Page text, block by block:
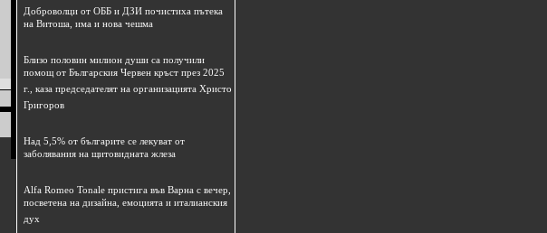
Доброволци от ОББ и ДЗИ почистиха пътека
на Витоша, има и нова чешма
Близо половин милион души са получили
помощ от Българския Червен кръст през 2025
г., каза председателят на организацията Христо
Григоров
Над 5,5% от българите се лекуват от
заболявания на щитовидната жлеза
Alfa Romeo Tonale пристига във Варна с вечер,
посветена на дизайна, емоцията и италианския
дух